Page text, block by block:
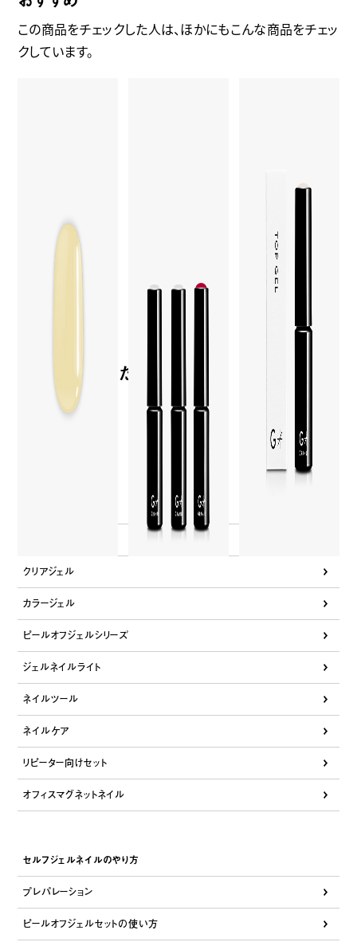
この商品をチェックした人は、ほかにもこんな商品をチェッ
クしています。
カラージェル 186
スレイム 【新商
トップジェル（ロ
ーヒートタイプ）
最近チェックした商品
クリアジェル
カラージェル
ピールオフジェルシリーズ
ジェルネイルライト
ネイルツール
ネイルケア
リピーター向けセット
オフィスマグネットネイル
セルフジェルネイルのやり方
プレパレーション
ピールオフジェルセットの使い方